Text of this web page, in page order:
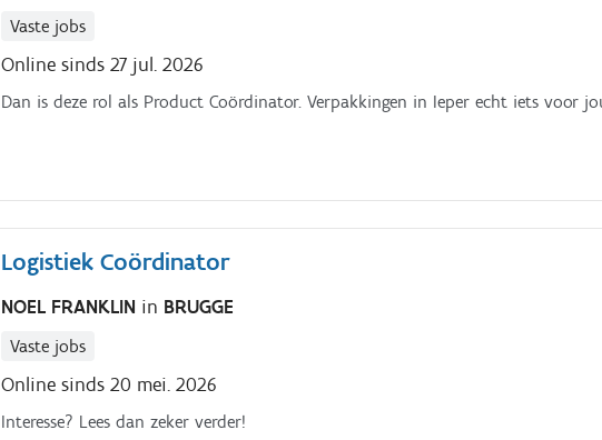
Vaste jobs
Online sinds 27 jul. 2026
Dan is deze rol als Product Coördinator. Verpakkingen in Ieper echt iets voor
Logistiek Coördinator
NOEL FRANKLIN in BRUGGE
Vaste jobs
Online sinds 20 mei. 2026
Interesse? Lees dan zeker verder!